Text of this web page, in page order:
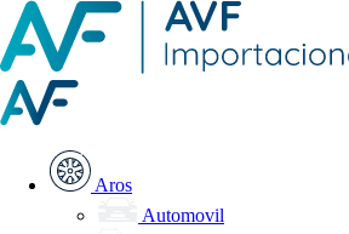
Aros
Automovil